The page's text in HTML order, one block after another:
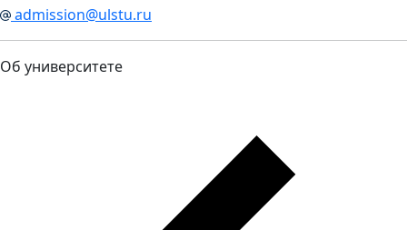
admission@ulstu.ru
Об университете